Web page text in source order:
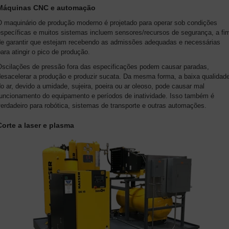
CNC e automação
maquinário de produção moderno é projetado para operar sob condições
e muitos sistemas incluem sensores/recursos de segurança, a
garantir que estejam recebendo as admissões adequadas e necessárias
atingir o pico de produção.
de pressão fora das especificações podem causar paradas,
a produção e produzir sucata. Da mesma forma, a baixa
ar, devido a umidade, sujeira, poeira ou ar oleoso, pode causar mal
do equipamento e períodos de inatividade. Isso também é
para robótica, sistemas de transporte e outras automações.
a laser e plasma